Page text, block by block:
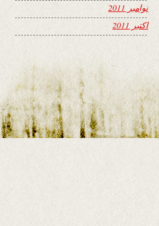
نوامبر 2011
اکتبر 2011